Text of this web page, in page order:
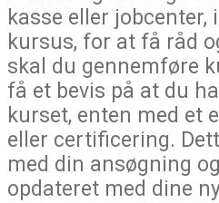
kasse eller
kursus, for at få råd
skal du gennemføre
få et bevis på at du
kurset, enten med et
eller certificering.
med din ansøgning
opdateret med dine